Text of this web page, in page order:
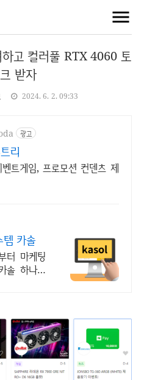
고 컬러풀 RTX 4060 토
받자
2024. 6. 2. 09:33
광고
리
트게임, 프로모션 컨덴츠 제
카솔
터 마케팅
솔 하나면